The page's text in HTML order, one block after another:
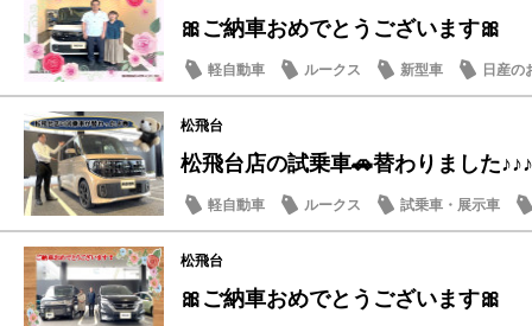
🎀ご納車おめでとうございます🎀
軽自動車 ルークス 新型車 日産の
松飛台
松飛台店の試乗車🚗替わりました♪♪♪
軽自動車 ルークス 試乗車・展示車
松飛台
🎀ご納車おめでとうございます🎀